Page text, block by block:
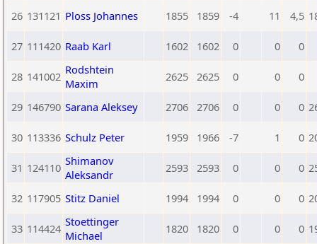
26 131121 Ploss Johannes 1855 1859 -4 11 4,5
27 111420 Raab Karl 1602 1602 0 0 0
28 141002 Rodshtein
Maxim
2625 2625 0 0 0
29 146790 Sarana Aleksey 2706 2706 0 0 0
30 113336 Schulz Peter 1959 1966 -7 1 0
31 124110 Shimanov
Aleksandr
2593 2593 0 0 0
32 117905 Stitz Daniel 1994 1994 0 0 0
33 114424 Stoettinger
Michael
1820 1820 0 0 0